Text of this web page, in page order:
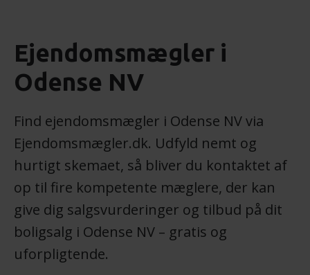
Ejendomsmægler i
Odense NV
Find ejendomsmægler i Odense NV via
Ejendomsmægler.dk. Udfyld nemt og
hurtigt skemaet, så bliver du kontaktet af
op til fire kompetente mæglere, der kan
give dig salgsvurderinger og tilbud på dit
boligsalg i Odense NV – gratis og
uforpligtende.